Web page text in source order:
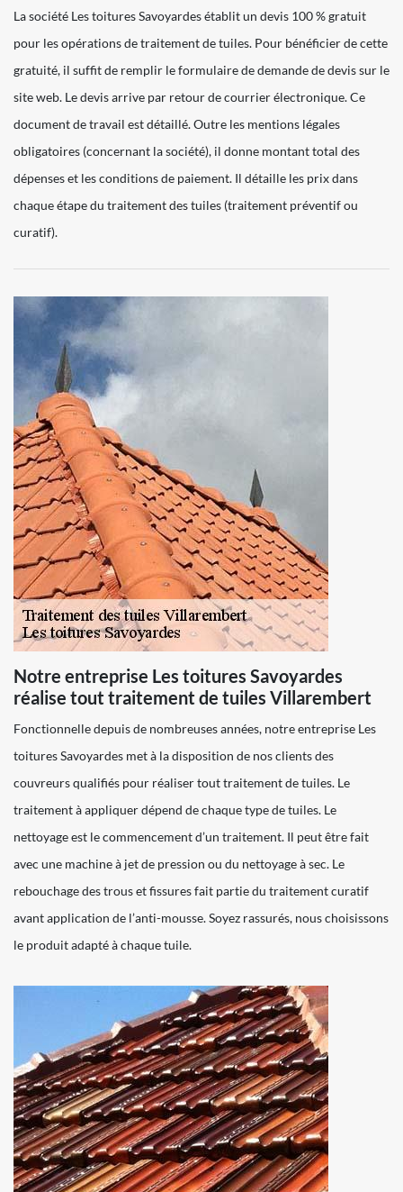
La société Les toitures Savoyardes établit un devis 100 % gratuit
pour les opérations de traitement de tuiles. Pour bénéficier de cette
gratuité, il suffit de remplir le formulaire de demande de devis sur le
site web. Le devis arrive par retour de courrier électronique. Ce
document de travail est détaillé. Outre les mentions légales
obligatoires (concernant la société), il donne montant total des
dépenses et les conditions de paiement. Il détaille les prix dans
chaque étape du traitement des tuiles (traitement préventif ou
curatif).
Notre entreprise Les toitures Savoyardes
réalise tout traitement de tuiles Villarembert
Fonctionnelle depuis de nombreuses années, notre entreprise Les
toitures Savoyardes met à la disposition de nos clients des
couvreurs qualifiés pour réaliser tout traitement de tuiles. Le
traitement à appliquer dépend de chaque type de tuiles. Le
nettoyage est le commencement d’un traitement. Il peut être fait
avec une machine à jet de pression ou du nettoyage à sec. Le
rebouchage des trous et fissures fait partie du traitement curatif
avant application de l’anti-mousse. Soyez rassurés, nous choisissons
le produit adapté à chaque tuile.